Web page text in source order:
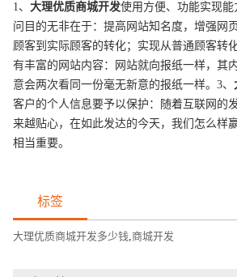
1、 大理优质商城开发使用方便、功能实现
问目的无非在于：提高网站知名度，增强网
顾客到实际顾客的转化；实现从普通顾客转
有丰富的网站内容：网站就向报纸一样，其
意会两次看同一份毫无新意的报纸一样。3、
客户的个人信息要予以保护：随着互联网的
来越贴心，在如此发达的今天，我们怎么样
相当重要。
标签
大理优质商城开发多少钱,商城开发